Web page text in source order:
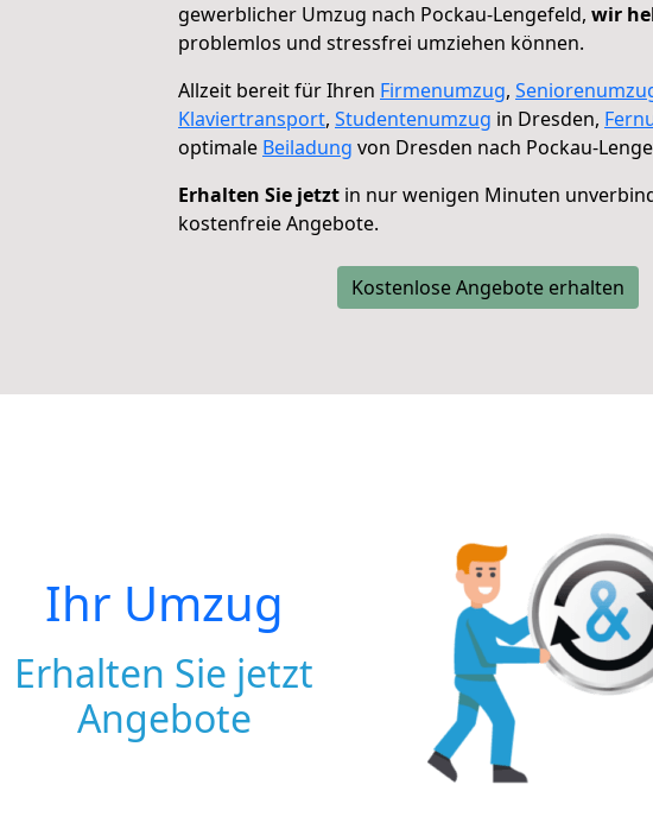
gewerblicher Umzug nach Pockau-Lengefeld, wir
problemlos und stressfrei umziehen können.
Allzeit bereit für Ihren Firmenumzug,
Klaviertransport, Studentenumzug in Dresden,
optimale Beiladung von Dresden nach Pockau-
Erhalten Sie jetzt in nur wenigen Minuten
kostenfreie Angebote.
Kostenlose Angebote erhalten
Ihr Umzug
Erhalten Sie jetzt
Angebote